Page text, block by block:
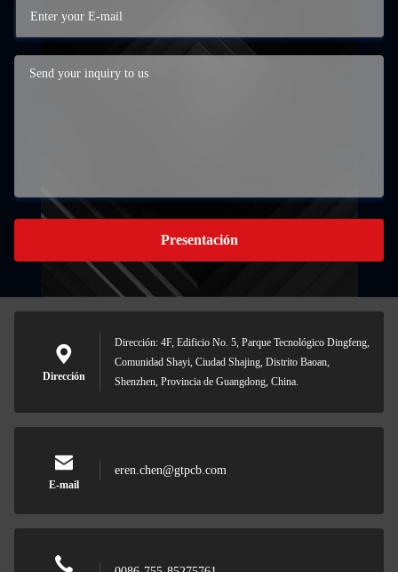
Presentación
Dirección
Dirección: 4F, Edificio No. 5, Parque Tecnológico Dingfeng,
Comunidad Shayi, Ciudad Shajing, Distrito Baoan,
Shenzhen, Provincia de Guangdong, China.
E-mail
eren.chen@gtpcb.com